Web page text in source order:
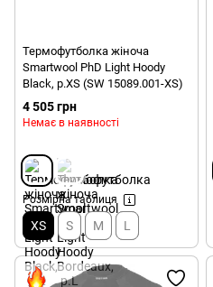
Термофутболка жіноча
Smartwool PhD Light Hoody
Black, р.XS (SW 15089.001-XS)
4 505 грн
Немає в наявності
Розмірна таблиця
XS S M L